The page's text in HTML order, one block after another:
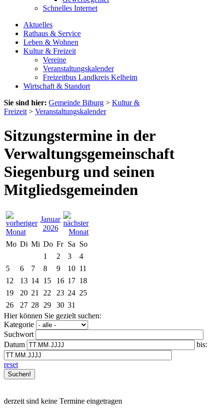
Schnelles Internet
Aktuelles
Rathaus & Service
Leben & Wohnen
Kultur & Freizeit
Vereine
Veranstaltungskalender
Freizeitbus Landkreis Kelheim
Wirtschaft & Standort
Sie sind hier: Gemeinde Biburg > Kultur &
Freizeit > Veranstaltungskalender
Sitzungstermine in der
Verwaltungsgemeinschaft
Siegenburg und seinen
Mitgliedsgemeinden
Januar
2026
Mo Di Mi Do Fr Sa So
1
2 3
4
5
6 7 8 9 10 11
12
13 14 15 16 17 18
19
20 21 22 23 24 25
26
27 28 29 30 31
Hier können Sie gezielt suchen:
Kategorie
Suchwort
Datum
bis:
reset
derzeit sind keine Termine eingetragen